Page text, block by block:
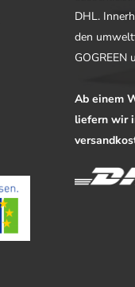
DHL.
den
GOGREEN
Ab einem
liefern wir